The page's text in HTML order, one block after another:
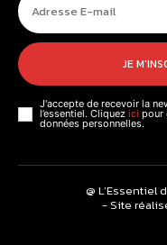
JE
J'accepte de recevoir la
l’essentiel. Cliquez ici pour
données personnelles.
@
- Site